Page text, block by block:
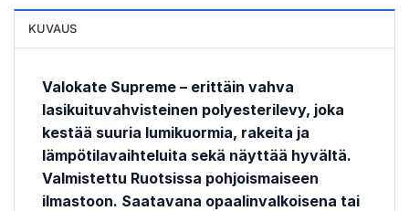
KUVAUS
Valokate Supreme – erittäin vahva
lasikuituvahvisteinen polyesterilevy, joka
kestää suuria lumikuormia, rakeita ja
lämpötilavaihteluita sekä näyttää hyvältä.
Valmistettu Ruotsissa pohjoismaiseen
ilmastoon. Saatavana opaalinvalkoisena tai